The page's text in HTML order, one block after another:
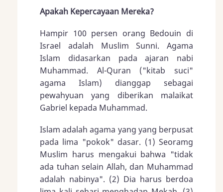
Apakah Kepercayaan Mereka?
Hampir 100 persen orang Bedouin di
Israel adalah Muslim Sunni. Agama
Islam didasarkan pada ajaran nabi
Muhammad. Al-Quran ("kitab suci"
agama Islam) dianggap sebagai
pewahyuan yang diberikan malaikat
Gabriel kepada Muhammad.
Islam adalah agama yang yang berpusat
pada lima "pokok" dasar. (1) Seoramg
Muslim harus mengakui bahwa "tidak
ada tuhan selain Allah, dan Muhammad
adalah nabinya". (2) Dia harus berdoa